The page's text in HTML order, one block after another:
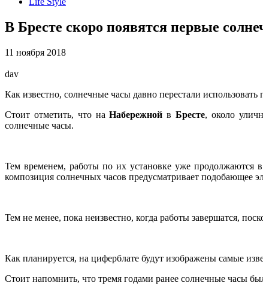
В Бресте скоро появятся первые
11 ноября 2018
dav
Как известно, солнечные часы давно перестали
Стоит отметить, что наНабережной в Бресте, около
солнечные часы.
Тем временем, работы по их установке уже продолжаются
композиция солнечных часов предусматривает подобающее
Тем не менее, пока неизвестно, когда работы завершатся,
Как планируется, на циферблате будут изображены самые
Стоит напомнить, что тремя годами ранее солнечные часы